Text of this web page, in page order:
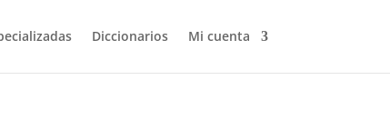
Diccionarios Mi cuenta